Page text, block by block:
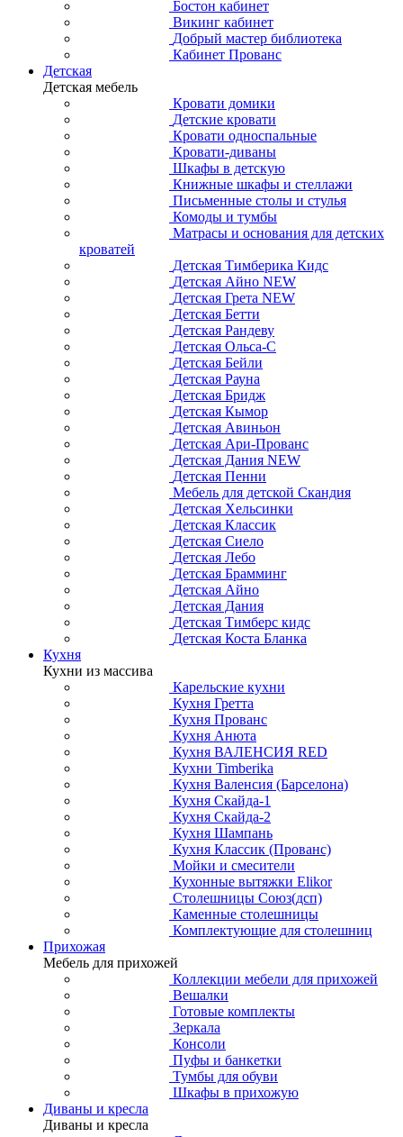
Бостон кабинет
Викинг кабинет
Добрый мастер библиотека
Кабинет Прованс
Детская
Детская мебель
Кровати домики
Детские кровати
Кровати односпальные
Кровати-диваны
Шкафы в детскую
Книжные шкафы и стеллажи
Письменные столы и стулья
Комоды и тумбы
Матрасы и основания для детских
кроватей
Детская Тимберика Кидс
Детская Айно NEW
Детская Грета NEW
Детская Бетти
Детская Рандеву
Детская Ольса-С
Детская Бейли
Детская Рауна
Детская Бридж
Детская Кымор
Детская Авиньон
Детская Ари-Прованс
Детская Дания NEW
Детская Пенни
Мебель для детской Скандия
Детская Хельсинки
Детская Классик
Детская Сиело
Детская Лебо
Детская Брамминг
Детская Айно
Детская Дания
Детская Тимберс кидс
Детская Коста Бланка
Кухня
Кухни из массива
Карельские кухни
Кухня Гретта
Кухня Прованс
Кухня Анюта
Кухня ВАЛЕНСИЯ RED
Кухни Timberika
Кухня Валенсия (Барселона)
Кухня Скайда-1
Кухня Скайда-2
Кухня Шампань
Кухня Классик (Прованс)
Мойки и смесители
Кухонные вытяжки Elikor
Столешницы Союз(дсп)
Каменные столешницы
Комплектующие для столешниц
Прихожая
Мебель для прихожей
Коллекции мебели для прихожей
Вешалки
Готовые комплекты
Зеркала
Консоли
Пуфы и банкетки
Тумбы для обуви
Шкафы в прихожую
Диваны и кресла
Диваны и кресла